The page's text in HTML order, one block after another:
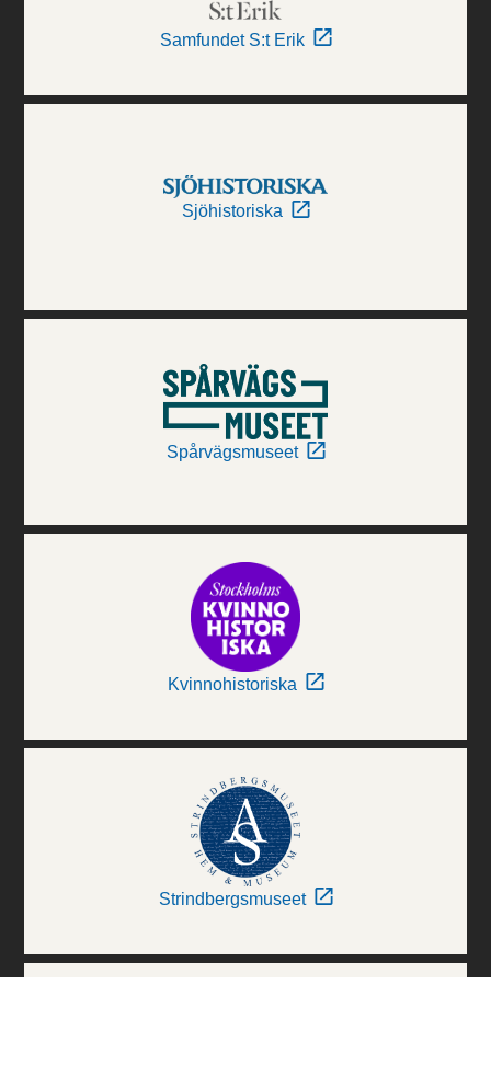
Samfundet S:t Erik
Sjöhistoriska
Spårvägsmuseet
Kvinnohistoriska
Strindbergsmuseet